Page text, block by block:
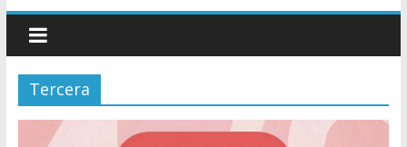
apuntó: “Vino un poco endiablada”
Tercera